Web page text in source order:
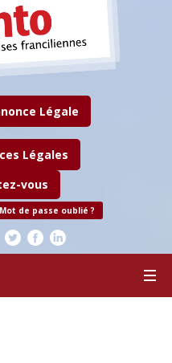
Légale
Légales
vous
Mot de passe oublié ?